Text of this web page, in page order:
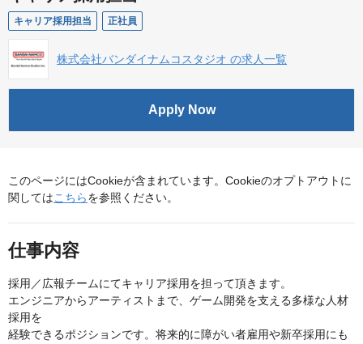
キャリア採用担当 正社員
株式会社バンダイナムコスタジオ の求人一覧
Apply Now
このページにはCookieが含まれています。Cookieのオプトアウトに
関してはこちらを参照ください。
仕事内容
採用／広報チームにてキャリア採用を担って頂きます。
エンジニアからアーティストまで、ゲーム開発を支える多様な人材
採用を
経験できるポジションです。将来的に障がい者雇用や新卒採用にも